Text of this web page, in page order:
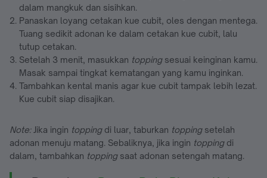
dalam mangkuk dan sisihkan.
Panaskan loyang cetakan kue cubit, oles dengan mentega.
Tuang sedikit adonan ke dalam cetakan kue cubit, lalu
tutup cetakan.
Setelah 3 menit, masukkan toppingsesuai keinginan kamu.
Masak sampai tingkat kematangan yang kamu inginkan.
Tambahkan kental manis agar kue cubit tampak lebih lezat.
Kue cubit siap disajikan.
Note: Jika ingin topping di luar, taburkan topping setelah
adonan menuju matang. Sebaliknya, jika ingin topping di
dalam, tambahkan topping saat adonan setengah matang.